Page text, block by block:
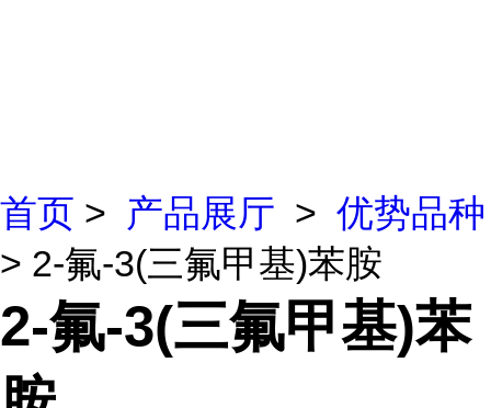
首页 > 产品展厅 > 优势品种
> 2-氟-3(三氟甲基)苯胺
2-氟-3(三氟甲基)苯